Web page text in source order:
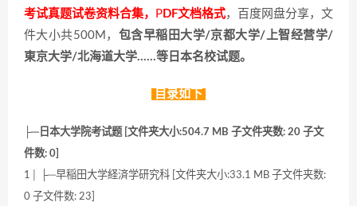
考试真题试卷资料合集， P DF文档格式，百度网盘分享，文
件大小共500M， 包含早稲田大学/京都大学/上智经营学/
東京大学/北海道大学……等日本名校试题。
目录如下
├─日本大学院考试题 [文件夹大小:504.7 MB 子文件夹数: 20 子文
件数: 0]
1│ ├─早稲田大学経済学研究科 [文件夹大小:33.1 MB 子文件夹数:
0 子文件数: 23]